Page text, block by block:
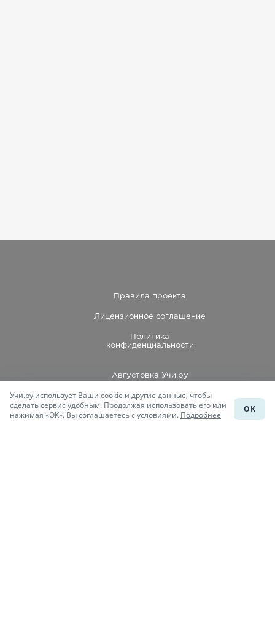
Правила проекта
Лицензионное соглашение
Политика
конфиденциальности
Августовка Учи.ру
Каталог школ
Подготовка к уроку
Учи.ру использует Ваши cookie и другие данные, чтобы
сделать сервис удобным. Продолжая использовать его или
нажимая «ОК», Вы соглашаетесь с условиями. Подробнее
ОК